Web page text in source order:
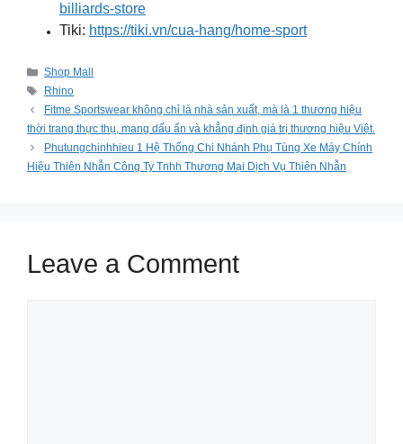
billiards-store
Tiki: https://tiki.vn/cua-hang/home-sport
Categories
Shop Mall
Tags
Rhino
Fitme Sportswear không chỉ là nhà sản xuất, mà là 1 thương hiệu
thời trang thực thụ, mang dấu ấn và khẳng định giá trị thương hiệu Việt.
Phutungchinhhieu 1 Hệ Thống Chi Nhánh Phụ Tùng Xe Máy Chính
Hiệu Thiên Nhẫn Công Ty Tnhh Thương Mại Dịch Vụ Thiên Nhẫn
Leave a Comment